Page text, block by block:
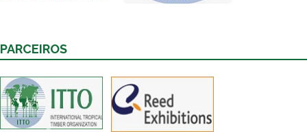
PARCEIROS